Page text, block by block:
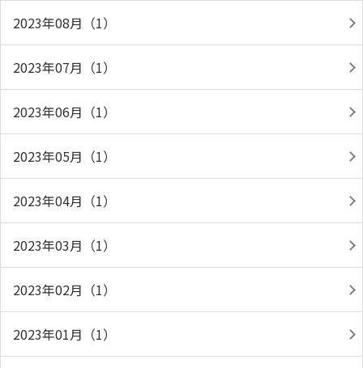
2023年08月（1）
2023年07月（1）
2023年06月（1）
2023年05月（1）
2023年04月（1）
2023年03月（1）
2023年02月（1）
2023年01月（1）